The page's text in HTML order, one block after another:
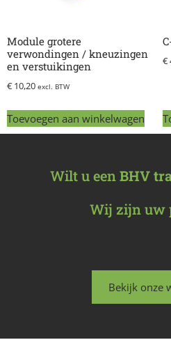
Module grotere
verwondingen / kneuzingen
en verstuikingen
€ 10,20 excl. BTW
Toevoegen aan winkelwagen
€
Wilt u eenBHV
Wij zijn uw
Bekijk onze